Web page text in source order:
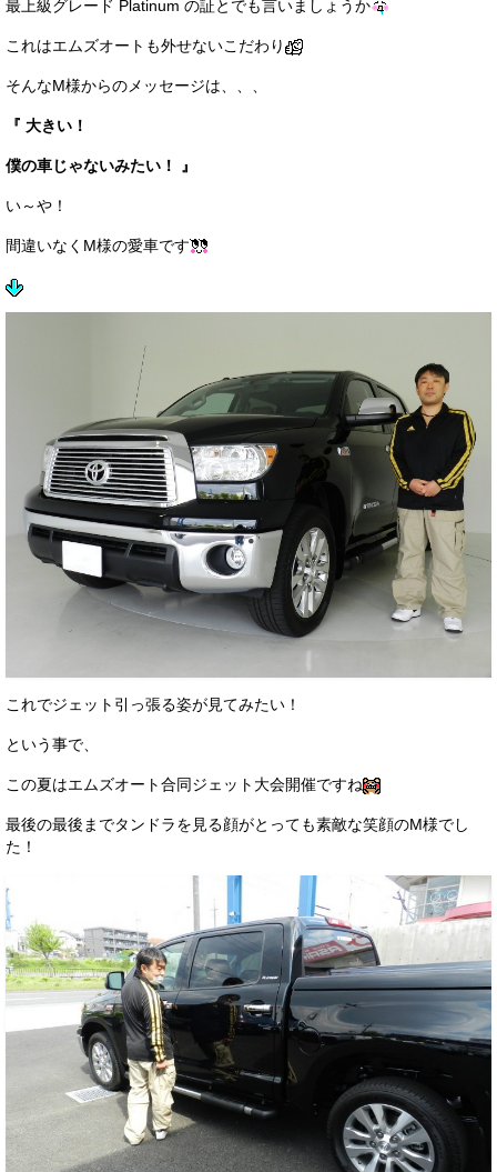
最上級グレード Platinum の証とでも言いましょうか
これはエムズオートも外せないこだわり
そんなM様からのメッセージは、、、
『 大きい！
僕の車じゃないみたい！ 』
い～や！
間違いなくM様の愛車です
これでジェット引っ張る姿が見てみたい！
という事で、
この夏はエムズオート合同ジェット大会開催ですね
最後の最後までタンドラを見る顔がとっても素敵な笑顔のM様でし
た！